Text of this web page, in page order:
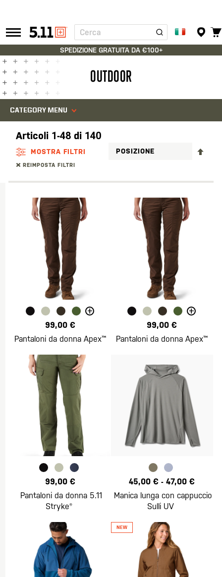
Tactical
Gear
Cerca
SPEDIZIONE GRATUITA DA €100+
OUTDOOR
CATEGORY MENU
Articoli 1-48 di 140
MOSTRA FILTRI
REIMPOSTA FILTRI
+
99,00 €
Pantaloni da donna Apex™
+
99,00 €
Pantaloni da donna Apex™
99,00 €
Pantaloni da donna 5.11
Stryke®
45,00 € -47,00 €
Manica lunga con cappuccio
Sulli UV